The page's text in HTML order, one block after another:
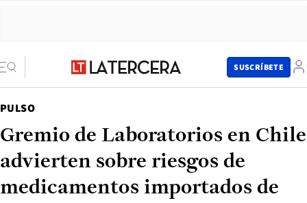
SUSCRÍBETE
PULSO
Gremio de Laboratorios en Chile
advierten sobre riesgos de
medicamentos importados de